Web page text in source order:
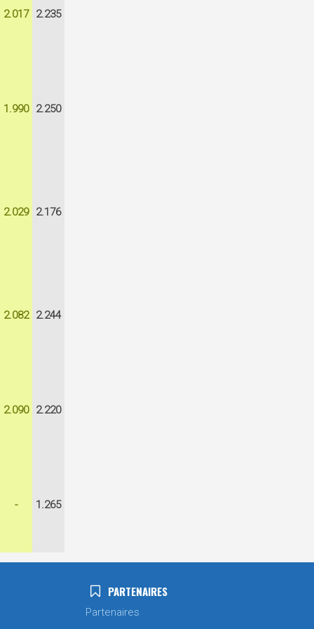
2.017 2.235
1.990 2.250
2.029 2.176
2.082 2.244
2.090 2.220
- 1.265
PARTENAIRES
Partenaires